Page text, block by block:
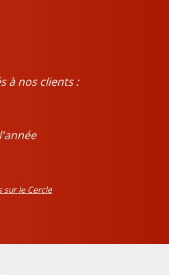
à nos clients :
sur le Cercle